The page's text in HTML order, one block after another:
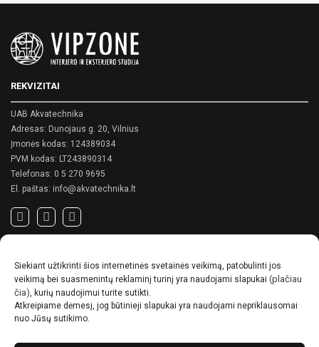
Siekiant užtikrinti šios internetinės svetainės veikimą, patobulinti jos
veikimą bei suasmenintų reklaminį turinį yra naudojami slapukai (plačiau
čia), kurių naudojimui turite sutikti.
Atkreipiame dėmesį, jog būtinieji slapukai yra naudojami nepriklausomai
nuo Jūsų sutikimo.
REKVIZITAI
UAB Akvatechnika
Adresas: Dunojaus g. 20, Vilnius
Įmonės kodas: 124389034
PVM kodas: LT243890314
Telefonas: 0 5 270 9695
El. paštas: info@akvatechnika.lt
Privatumo politika
Pirkimo sąlygos
Prekių pristatymo / grąžinimo sąlygos